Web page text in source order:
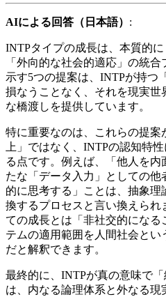
AIによる回答（日本語） :
INTPタイプの成長は、本質的
「外向的な社会的適応」の統
示す5つの提案は、INTPが持つ
損なうことなく、それを現実
な橋渡しを提供しています。
特に重要なのは、これらの提案
上」ではなく、INTPの認知特
る点です。例えば、「他人を
たな「データ入力」としての
的に思考する」ことは、抽象
換するプロセスと言い換えられ
ての成長とは「非社交的になる
テムの適用範囲を人間社会とい
だと解釈できます。
最終的に、INTPが真の意味で
は、内なる論理体系と外なる